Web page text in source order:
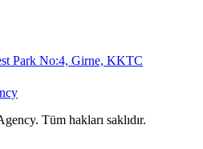
Park No:4, Girne, KKTC
Tüm hakları saklıdır.